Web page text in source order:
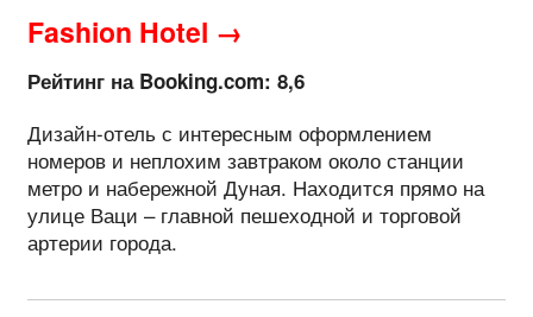
Fashion Hotel →
Рейтинг на Booking.com: 8,6
Дизайн-отель с интересным оформлением
номеров и неплохим завтраком около станции
метро и набережной Дуная. Находится прямо на
улице Ваци – главной пешеходной и торговой
артерии города.